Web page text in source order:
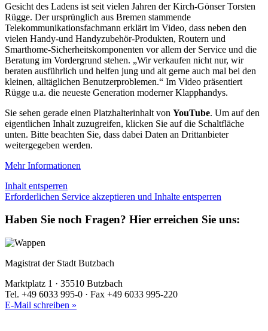
Gesicht des Ladens ist seit vielen Jahren der Kirch-Gönser Torsten
Rügge. Der ursprünglich aus Bremen stammende
Telekommunikationsfachmann erklärt im Video, dass neben den
vielen Handy-und Handyzubehör-Produkten, Routern und
Smarthome-Sicherheitskomponenten vor allem der Service und die
Beratung im Vordergrund stehen. „Wir verkaufen nicht nur, wir
beraten ausführlich und helfen jung und alt gerne auch mal bei den
kleinen, alltäglichen Benutzerproblemen.“ Im Video präsentiert
Rügge u.a. die neueste Generation moderner Klapphandys.
Sie sehen gerade einen Platzhalterinhalt von YouTube. Um auf den
eigentlichen Inhalt zuzugreifen, klicken Sie auf die Schaltfläche
unten. Bitte beachten Sie, dass dabei Daten an Drittanbieter
weitergegeben werden.
Mehr Informationen
Inhalt entsperren
Erforderlichen Service akzeptieren und Inhalte entsperren
Haben Sie noch Fragen? Hier erreichen Sie uns:
Magistrat der Stadt Butzbach
Marktplatz 1 · 35510 Butzbach
Tel. +49 6033 995-0 · Fax +49 6033 995-220
E-Mail schreiben »